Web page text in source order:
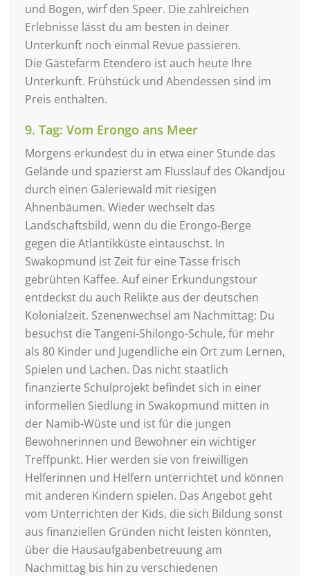
und Bogen, wirf den Speer. Die zahlreichen
Erlebnisse lässt du am besten in deiner
Unterkunft noch einmal Revue passieren.
Die Gästefarm Etendero ist auch heute Ihre
Unterkunft. Frühstück und Abendessen sind im
Preis enthalten.
9. Tag: Vom Erongo ans Meer
Morgens erkundest du in etwa einer Stunde das
Gelände und spazierst am Flusslauf des Okandjou
durch einen Galeriewald mit riesigen
Ahnenbäumen. Wieder wechselt das
Landschaftsbild, wenn du die Erongo-Berge
gegen die Atlantikküste eintauschst. In
Swakopmund ist Zeit für eine Tasse frisch
gebrühten Kaffee. Auf einer Erkundungstour
entdeckst du auch Relikte aus der deutschen
Kolonialzeit. Szenenwechsel am Nachmittag: Du
besuchst die Tangeni-Shilongo-Schule, für mehr
als 80 Kinder und Jugendliche ein Ort zum Lernen,
Spielen und Lachen. Das nicht staatlich
finanzierte Schulprojekt befindet sich in einer
informellen Siedlung in Swakopmund mitten in
der Namib-Wüste und ist für die jungen
Bewohnerinnen und Bewohner ein wichtiger
Treffpunkt. Hier werden sie von freiwilligen
Helferinnen und Helfern unterrichtet und können
mit anderen Kindern spielen. Das Angebot geht
vom Unterrichten der Kids, die sich Bildung sonst
aus finanziellen Gründen nicht leisten könnten,
über die Hausaufgabenbetreuung am
Nachmittag bis hin zu verschiedenen